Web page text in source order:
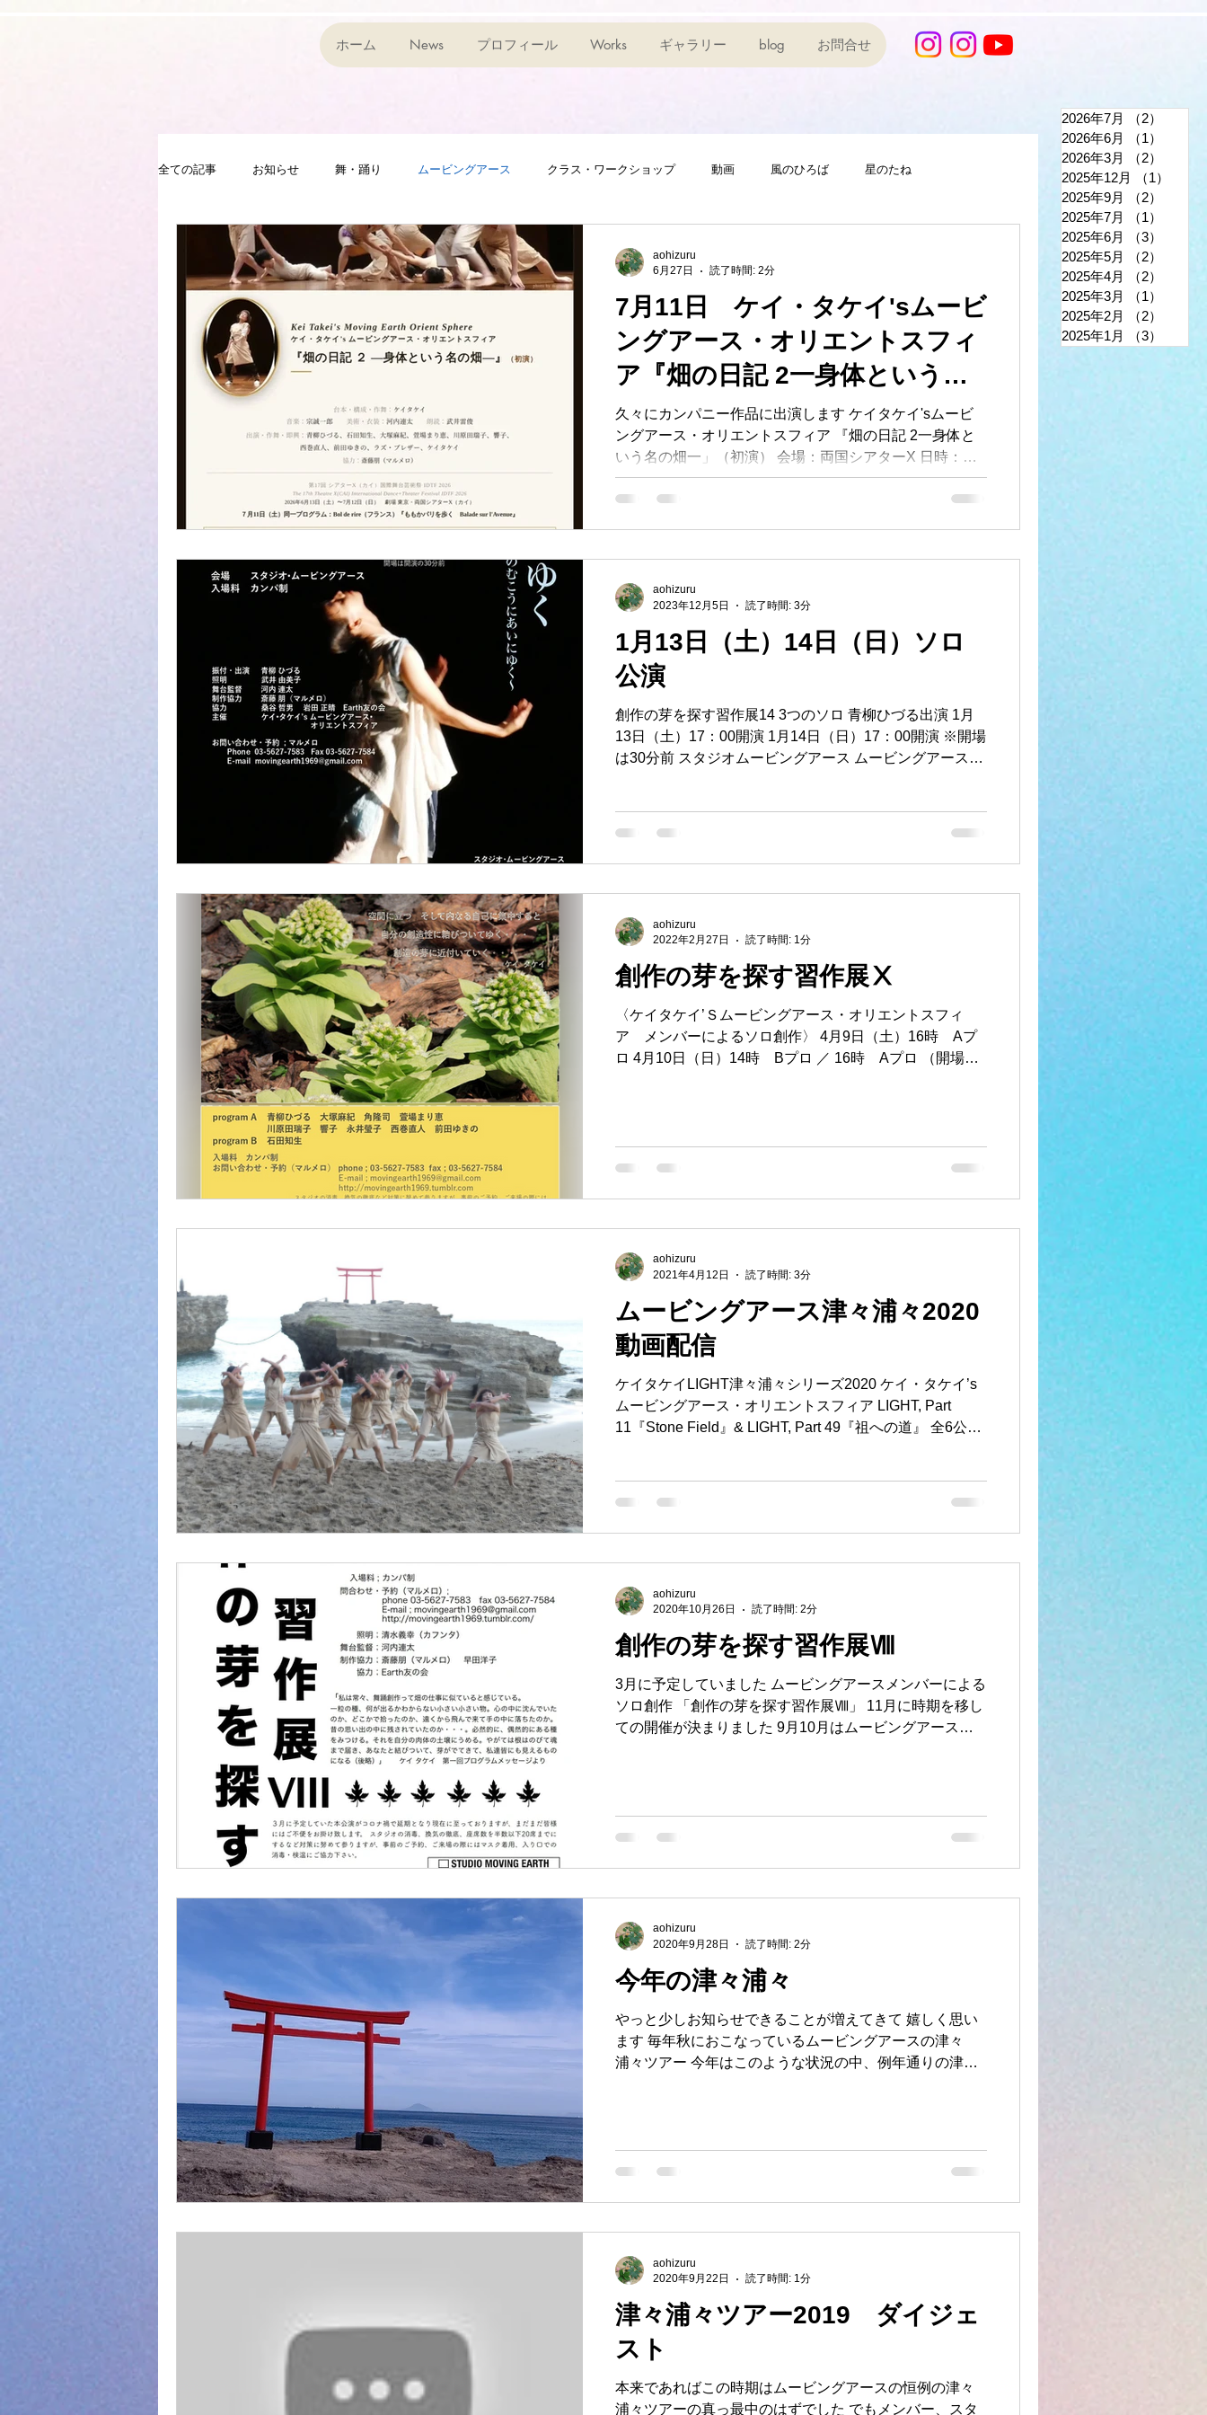
ホーム News プロフィール Works ギャラリー blog お問合せ
全ての記事 お知らせ 舞・踊り ムービングアース クラス・ワークショップ 動画 風のひろば 星のたね
7月11日 ケイ・タケイ'sムービ
ングアース・オリエントスフィ
ア『畑の日記 2一身体という名
の畑一」
久々にカンパニー作品に出演します ケイタケイ'sムービ
ングアース・オリエントスフィア 『畑の日記 2一身体と
いう名の畑一」（初演） 会場：両国シアターX 日時：
2026年7月11日（土） 開演 14:30（開場14:00） 【第17回
シアターＸ 国際舞台芸術祭2026】 The17th TheaterX
忘れた”人類の未来” Kei Takei's Moving Earth Orient
Sphere ケイ・タケイ'sムービングアース・オリエントス
フィア 『畑の日記 2一身体という名の畑一」（初演） 台
本・構成・作舞：ケイタケイ 音楽：宗誠一郎 美術・衣
装：河内連太 朗読：武井雷俊 出演・作舞・即興：青柳ひ
づる、石田知生、大塚麻紀、場まり恵、川原田端子、響
子、西巻直人、前田ゆきの、ラズ・ブレザー、ケイタケ
イ ⚫︎日時：2026年7月11日（土）開演 14:30（開場
14:00）...
aohizuru
6月27日
読了時間: 2分
1月13日（土）14日（日）ソロ
公演
創作の芽を探す習作展14 3つのソロ 青柳ひづる出演 1月
13日（土）17：00開演 1月14日（日）17：00開演 ※開場
は30分前 スタジオムービングアース ムービングアースで
aohizuru
2023年12月5日
読了時間: 3分
創作の芽を探す習作展Ⅹ
〈ケイタケイ’Ｓムービングアース・オリエントスフィ
ア メンバーによるソロ創作〉 4月9日（土）16時 Aプ
ロ 4月10日（日）14時 Bプロ ／ 16時 Aプロ （開場は
aohizuru
2022年2月27日
読了時間: 1分
ムービングアース津々浦々2020
動画配信
ケイタケイLIGHT津々浦々シリーズ2020 ケイ・タケイ’s
ムービングアース・オリエントスフィア LIGHT, Part
11『Stone Field』& LIGHT, Part 49『祖への道』 全6公演
aohizuru
2021年4月12日
読了時間: 3分
創作の芽を探す習作展Ⅷ
3月に予定していました ムービングアースメンバーによる
ソロ創作 「創作の芽を探す習作展Ⅷ」 11月に時期を移し
ての開催が決まりました 9月10月はムービングアース
aohizuru
2020年10月26日
読了時間: 2分
今年の津々浦々
やっと少しお知らせできることが増えてきて 嬉しく思い
ます 毎年秋におこなっているムービングアースの津々
浦々ツアー 今年はこのような状況の中、例年通りの津々
aohizuru
2020年9月28日
読了時間: 2分
津々浦々ツアー2019 ダイジェ
スト
本来であればこの時期はムービングアースの恒例の津々
浦々ツアーの真っ最中のはずでした でもメンバー、スタ
aohizuru
2020年9月22日
読了時間: 1分
2026年7月 （2）
2026年6月
（1）
2026年3月
（2）
2025年12月
（1）
2025年9月
（2）
2025年7月
（1）
2025年6月
（3）
2025年5月
（2）
2025年4月
（2）
2025年3月
（1）
2025年2月
（2）
2025年1月
（3）